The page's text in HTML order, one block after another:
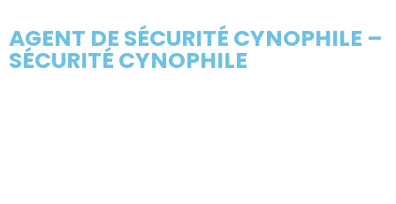
AGENT DE SÉCURITÉ CYNOPHILE –
SÉCURITÉ CYNOPHILE